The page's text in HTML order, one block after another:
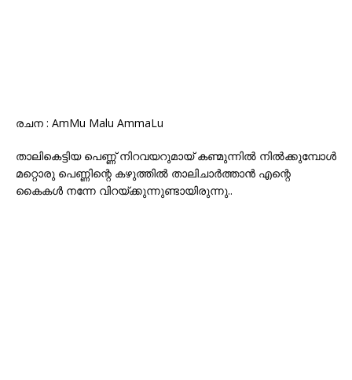
രചന : AmMu Malu AmmaLu
താലികെട്ടിയ പെണ്ണ് നിറവയറുമായ് കണ്മുന്നിൽ നിൽക്കുമ്പോൾ
മറ്റൊരു പെണ്ണിന്റെ കഴുത്തിൽ താലിചാർത്താൻ എന്റെ
കൈകൾ നന്നേ വിറയ്ക്കുന്നുണ്ടായിരുന്നു..